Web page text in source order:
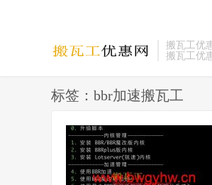
搬瓦工优
搬瓦工优
标签：bbr加速搬瓦工